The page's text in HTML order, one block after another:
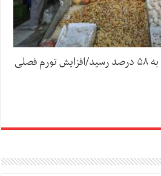
تورم نقطه‌به‌نقطه خدمات به ۵۸ درصد رسید/افزایش تورم فصلی